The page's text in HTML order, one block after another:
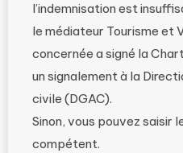
l’indemnisation est
le médiateur Tourisme et
concernée a signé la
un signalement à la
civile (DGAC).
Sinon, vous pouvez saisir
compétent.